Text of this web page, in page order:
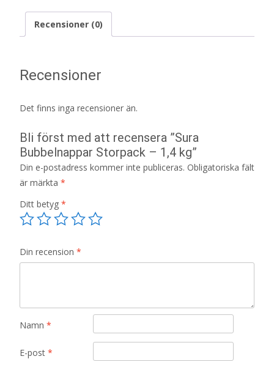
Recensioner (0)
Recensioner
Det finns inga recensioner än.
Bli först med att recensera ”Sura
Bubbelnappar Storpack – 1,4 kg”
Din e-postadress kommer inte publiceras. Obligatoriska fält
är märkta *
Ditt betyg *
Din recension *
Namn *
E-post *